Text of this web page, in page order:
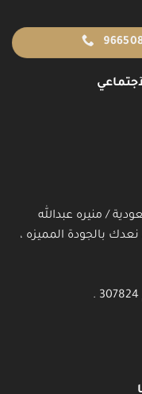
/ منيره عبدالله
بالجودة المميزه ،